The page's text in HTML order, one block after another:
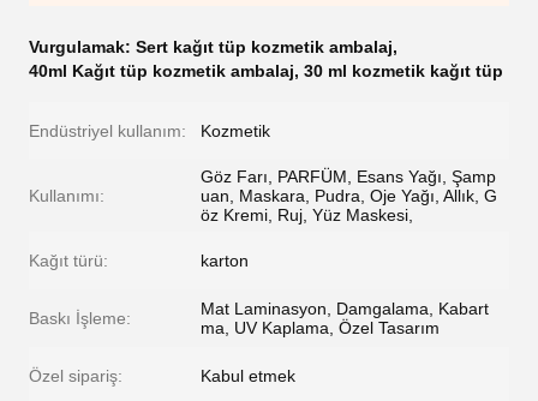
Vurgulamak: Sert kağıt tüp kozmetik ambalaj,
40ml Kağıt tüp kozmetik ambalaj, 30 ml kozmetik kağıt tüp
Endüstriyel kullanım: Kozmetik
Kullanımı:
Göz Farı, PARFÜM, Esans Yağı, Şamp
uan, Maskara, Pudra, Oje Yağı, Allık, G
öz Kremi, Ruj, Yüz Maskesi,
Kağıt türü: karton
Baskı İşleme:
Mat Laminasyon, Damgalama, Kabart
ma, UV Kaplama, Özel Tasarım
Özel sipariş: Kabul etmek